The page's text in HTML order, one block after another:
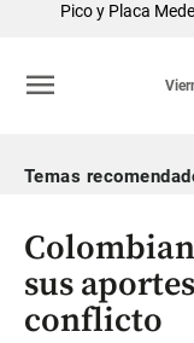
Colombia
Pico y Placa
menu
Temas
sus
conflicto